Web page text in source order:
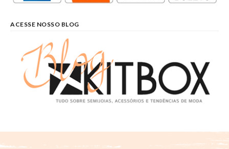
ACESSE NOSSO BLOG